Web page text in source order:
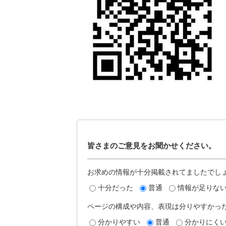
皆さまのご意見をお聞かせください。
お求めの情報が十分掲載されてましたでし
十分だった
普通 情報が足りな
ページの構成や内容、表現は分りやすかっ
分かりやすい
普通 分かりにく